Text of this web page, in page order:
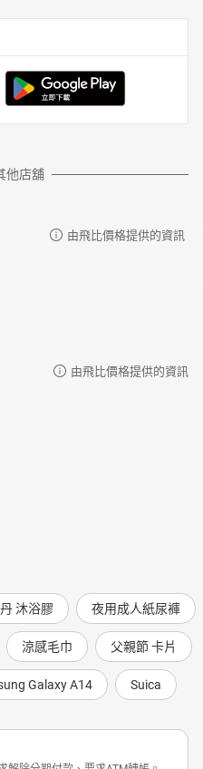
他店舖
由飛比價格提供的資訊
由飛比價格提供的資訊
沐浴膠 夜用成人紙尿褲
涼感毛巾 父親節 卡片
Galaxy A14 Suica